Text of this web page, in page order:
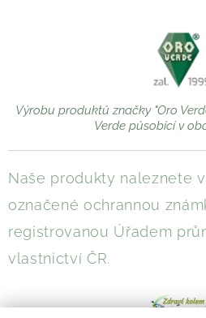
Výrobu produktů značky "Oro
Verde působící v
Naše produkty naleznete
označené ochrannou
registrovanou Úřadem
vlastnictví ČR.